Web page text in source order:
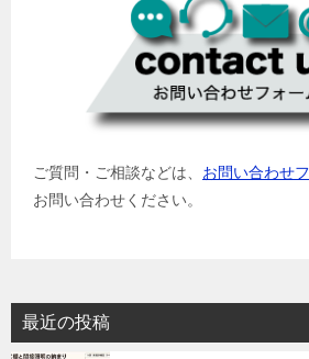
ご質問・ご相談などは、 お問い合わせ
お問い合わせください。
最近の投稿